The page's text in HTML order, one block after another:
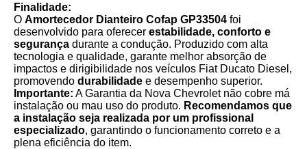
Finalidade:
O Amortecedor Dianteiro Cofap GP33504 foi
desenvolvido para oferecer estabilidade, conforto e
segurança durante a condução. Produzido com alta
tecnologia e qualidade, garante melhor absorção de
impactos e dirigibilidade nos veículos Fiat Ducato Diesel,
promovendo durabilidade e desempenho superior.
Importante: A Garantia da Nova Chevrolet não cobre má
instalação ou mau uso do produto. Recomendamos que
a instalação seja realizada por um profissional
especializado, garantindo o funcionamento correto e a
plena eficiência do item.